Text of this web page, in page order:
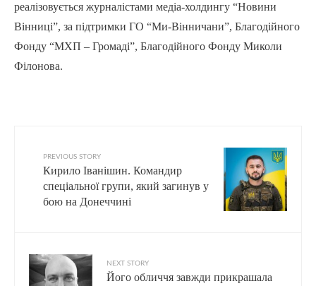
реалізовується журналістами медіа-холдингу “Новини
Вінниці”, за підтримки ГО “Ми-Вінничани”, Благодійного
Фонду “МХП – Громаді”, Благодійного Фонду Миколи
Філонова.
PREVIOUS STORY
Кирило Іванішин. Командир
спеціальної групи, який загинув у
бою на Донеччині
NEXT STORY
Його обличчя завжди прикрашала